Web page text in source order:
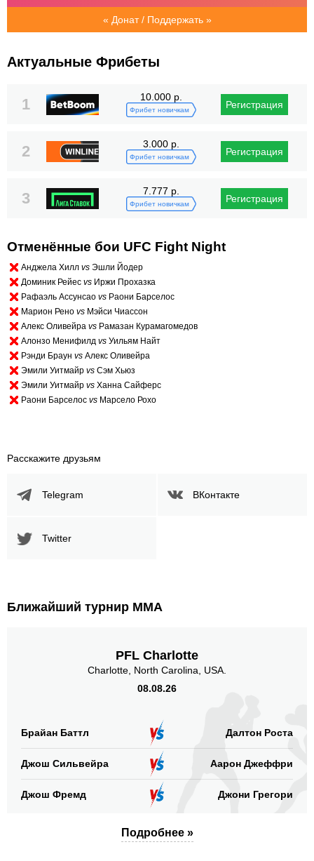
« Донат / Поддержать »
Актуальные Фрибеты
1 10.000 р.
Фрибет новичкам Регистрация
2 3.000 р.
Фрибет новичкам Регистрация
3 7.777 р.
Фрибет новичкам Регистрация
Отменённые бои UFC Fight Night
Анджела Хилл vs Эшли Йодер
Доминик Рейес vs Иржи Прохазка
Рафаэль Ассунсао vs Раони Барселос
Марион Рено vs Мэйси Чиассон
Алекс Оливейра vs Рамазан Курамагомедов
Алонзо Менифилд vs Уильям Найт
Рэнди Браун vs Алекс Оливейра
Эмили Уитмайр vs Сэм Хьюз
Эмили Уитмайр vs Ханна Сайферс
Раони Барселос vs Марсело Рохо
Расскажите друзьям
Telegram ВКонтакте
Twitter
Ближайший турнир ММА
PFL Charlotte
Charlotte, North Carolina, USA.
08.08.26
Брайан Баттл Далтон Роста
Джош Сильвейра Аарон Джеффри
Джош Фремд Джони Грегори
Подробнее »